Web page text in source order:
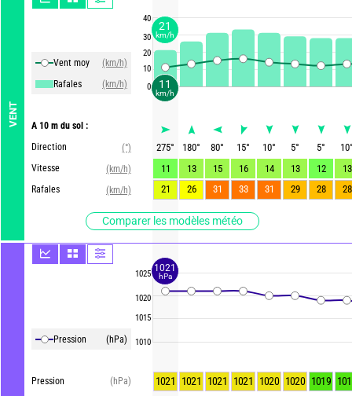
VENT
Vent moy
(km/h)
Rafales
(km/h)
A 10 m du sol :
Direction
(°)
Vitesse
(km/h)
Rafales
(km/h)
Comparer les modèles météo
Pression (hPa)
Pression
(hPa)
40
30
20
10
0
1025
1020
1015
1010
275° 180° 80° 15° 10° 5° 5° 10
11
13 15 16 14 13 12
13
21
26 31 33 31 29 28 28
1021 1021 1021 1021 1020 1020 1019
11
km/h
21
km/h
1021
hPa